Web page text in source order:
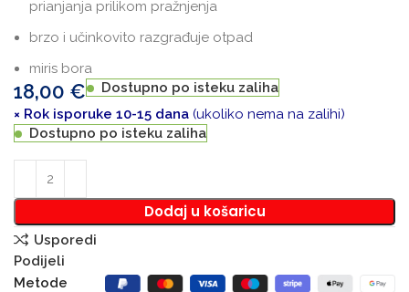
prianjanja prilikom pražnjenja
brzo i učinkovito razgrađuje otpad
miris bora
18,00 €
Dostupno po isteku zaliha
× Rok isporuke 10-15 dana (ukoliko nema na zalihi)
Dostupno po isteku zaliha
Dodaj u košaricu
Usporedi
Podijeli
Metode